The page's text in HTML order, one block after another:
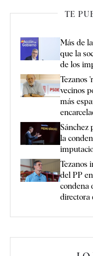
TE
Más de
que la
de los
Tezanos
vecinos
más
Sánchez
la
Tezanos
del PP
condena
directora